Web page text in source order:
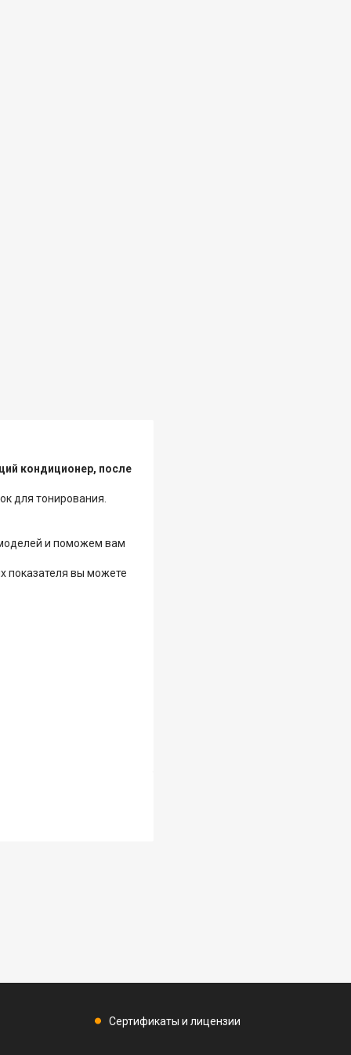
кондиционер, после
для тонирования.
и поможем вам
показателя вы можете
Сертификаты и лицензии